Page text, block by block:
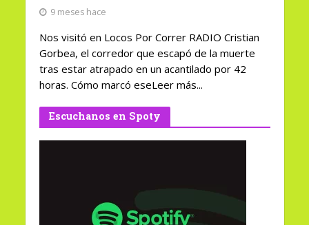
9 meses hace
Nos visitó en Locos Por Correr RADIO Cristian
Gorbea, el corredor que escapó de la muerte
tras estar atrapado en un acantilado por 42
horas. Cómo marcó eseLeer más...
Escuchanos en Spoty